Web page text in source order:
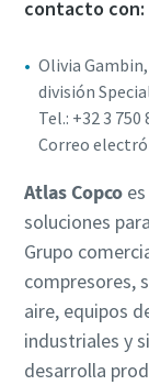
contacto con:
Olivia
división
Tel.: +32 3 750
Correo
Atlas Copcoes
soluciones
Grupo
compresores,
aire, equipos
industriales y
desarrolla